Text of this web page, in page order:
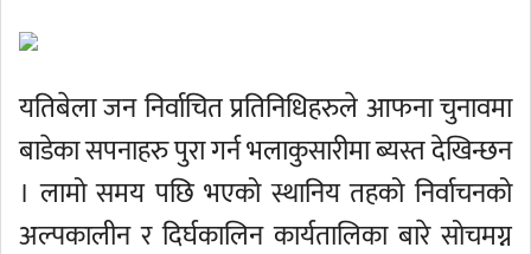
यतिबेला जन निर्वाचित प्रतिनिधिहरुले आफना चुनावमा
बाडेका सपनाहरु पुरा गर्न भलाकुसारीमा ब्यस्त देखिन्छन
। लामो समय पछि भएको स्थानिय तहको निर्वाचनको
अल्पकालीन र दिर्घकालिन कार्यतालिका बारे सोचमग्न